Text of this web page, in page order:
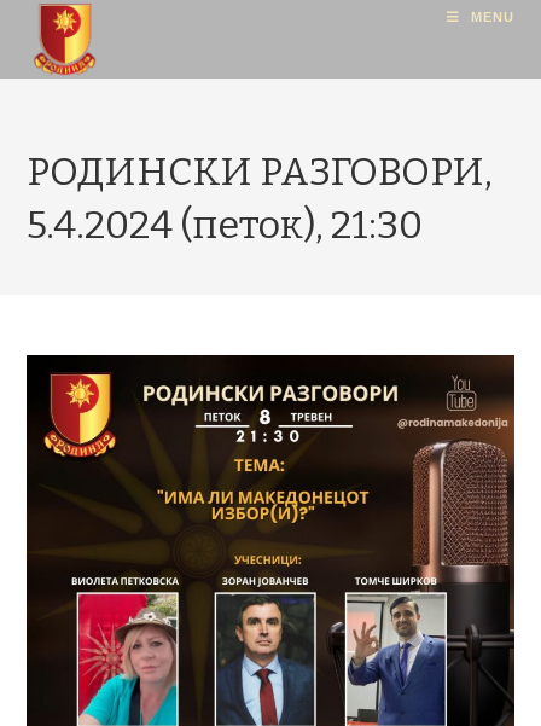
MENU
РОДИНСКИ РАЗГОВОРИ,
5.4.2024 (петок), 21:30